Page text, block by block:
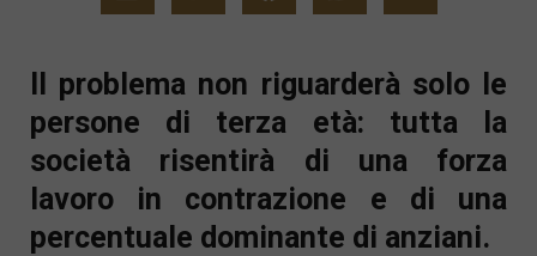
Il problema non riguarderà solo le
persone di terza età: tutta la
società risentirà di una forza
lavoro in contrazione e di una
percentuale dominante di anziani.